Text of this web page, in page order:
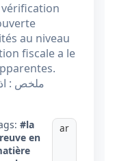
vérification
au niveau
fiscale a le
ملخص :
#la
en
ar